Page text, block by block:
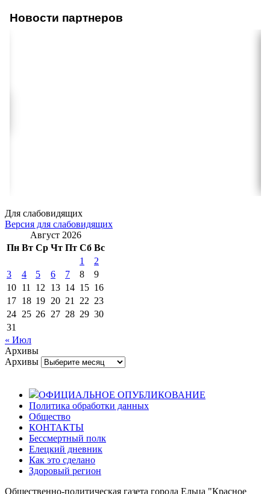
Новости партнеров
Для слабовидящих
Версия для слабовидящих
Август 2026
Пн Вт Ср Чт Пт Сб Вс
1
2
3
4 5 6 7 8
9
10 11 12 13 14 15 16
17 18 19 20 21 22 23
24 25 26 27 28 29 30
31
« Июл
Архивы
Архивы
ОФИЦИАЛЬНОЕ ОПУБЛИКОВАНИЕ
Политика обработки данных
Общество
КОНТАКТЫ
Бессмертный полк
Елецкий дневник
Как это сделано
Здоровый регион
Общественно-политическая газета города Ельца "Красное